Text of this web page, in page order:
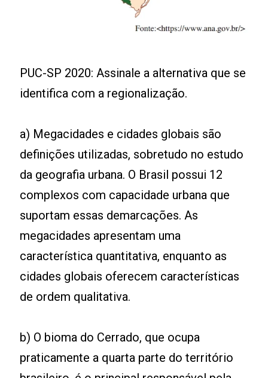
PUC-SP 2020: Assinale a alternativa que se
identifica com a regionalização.
a) Megacidades e cidades globais são
definições utilizadas, sobretudo no estudo
da geografia urbana. O Brasil possui 12
complexos com capacidade urbana que
suportam essas demarcações. As
megacidades apresentam uma
característica quantitativa, enquanto as
cidades globais oferecem características
de ordem qualitativa.
b) O bioma do Cerrado, que ocupa
praticamente a quarta parte do território